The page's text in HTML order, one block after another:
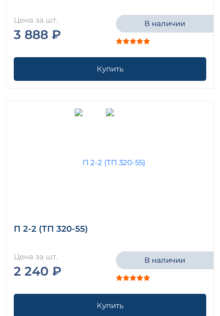
Цена за шт.
3 888 ₽
В наличии
Купить
П 2-2 (ТП 320-55)
Цена за шт.
2 240 ₽
В наличии
Купить